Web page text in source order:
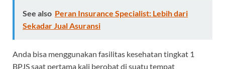
See also Peran Insurance Specialist: Lebih dari
Sekadar Jual Asuransi
Anda bisa menggunakan fasilitas kesehatan tingkat 1
BPJS saat pertama kali berobat di suatu tempat